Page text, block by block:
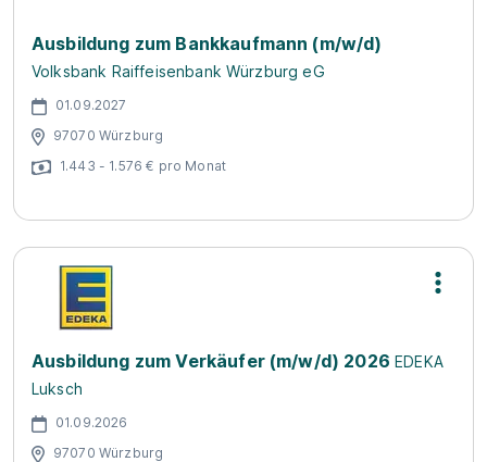
Ausbildung zum Bankkaufmann (m/w/d)
Volksbank Raiffeisenbank Würzburg eG
01.09.2027
97070 Würzburg
1.443 - 1.576 € pro Monat
Ausbildung zum Verkäufer (m/w/d) 2026 EDEKA
Luksch
01.09.2026
97070 Würzburg